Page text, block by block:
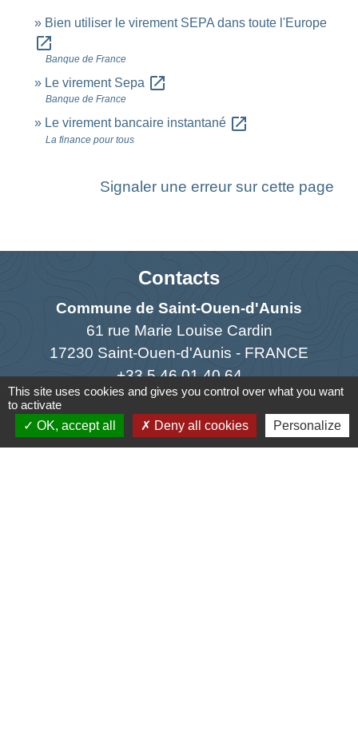
Bien utiliser le virement SEPA dans toute l'Europe
open_in_new
Banque de France
Le virement Sepa open_in_new
Banque de France
Le virement bancaire instantané open_in_new
La finance pour tous
Signaler une erreur sur cette page
Contacts
Commune de Saint-Ouen-d'Aunis
61 rue Marie Louise Cardin
17230 Saint-Ouen-d'Aunis - FRANCE
+33 5 46 01 40 64
Contact par formulaire
This site uses cookies and gives you control over what you want
to activate
OK, accept all
Deny all cookies Personalize